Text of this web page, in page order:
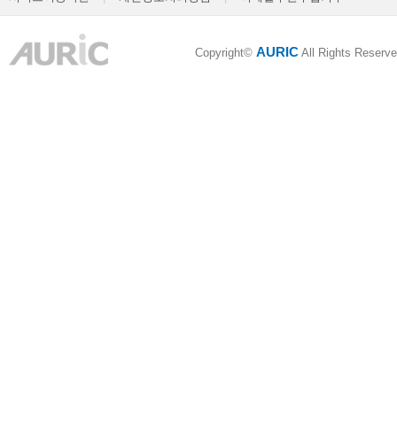
Copyright© AURIC All Rights